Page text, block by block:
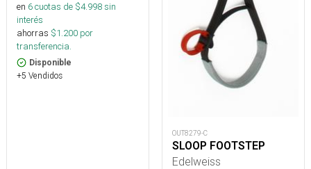
en 6cuotas de $4.998sin
interés
ahorras $1.200 por
transferencia.
Disponible
+5 Vendidos
OUT8279-C
SLOOP FOOTSTEP
Edelweiss